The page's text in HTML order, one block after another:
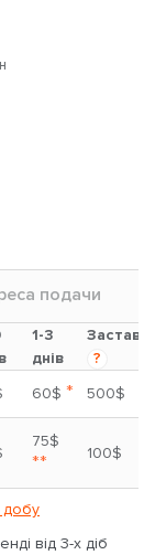
подачи
1-3
днів
Застава
?
60$ *
500$
75$
** 100$
добу
від 3-х діб